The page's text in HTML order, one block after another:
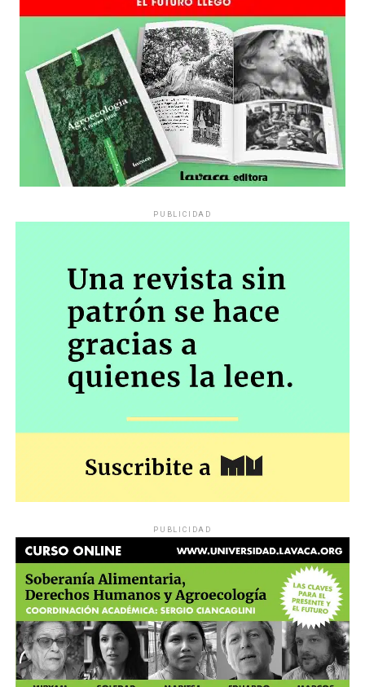
PUBLICIDAD
PUBLICIDAD